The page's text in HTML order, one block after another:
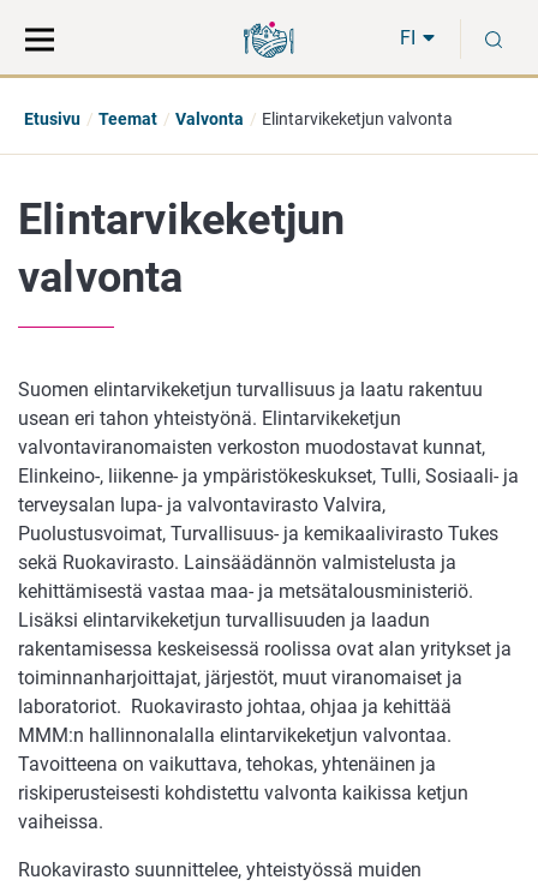
suoraan
sisältöön
koko
sivuston
FI
Etusivu Teemat Valvonta Elintarvikeketjun valvonta
Elintarvikeketjun
valvonta
Suomen elintarvikeketjun turvallisuus ja laatu rakentuu
usean eri tahon yhteistyönä. Elintarvikeketjun
valvontaviranomaisten verkoston muodostavat kunnat,
Elinkeino-, liikenne- ja ympäristökeskukset, Tulli, Sosiaali- ja
terveysalan lupa- ja valvontavirasto Valvira,
Puolustusvoimat, Turvallisuus- ja kemikaalivirasto Tukes
sekä Ruokavirasto. Lainsäädännön valmistelusta ja
kehittämisestä vastaa maa- ja metsätalousministeriö.
Lisäksi elintarvikeketjun turvallisuuden ja laadun
rakentamisessa keskeisessä roolissa ovat alan yritykset ja
toiminnanharjoittajat, järjestöt, muut viranomaiset ja
laboratoriot. Ruokavirasto johtaa, ohjaa ja kehittää
MMM:n hallinnonalalla elintarvikeketjun valvontaa.
Tavoitteena on vaikuttava, tehokas, yhtenäinen ja
riskiperusteisesti kohdistettu valvonta kaikissa ketjun
vaiheissa.
Ruokavirasto suunnittelee, yhteistyössä muiden